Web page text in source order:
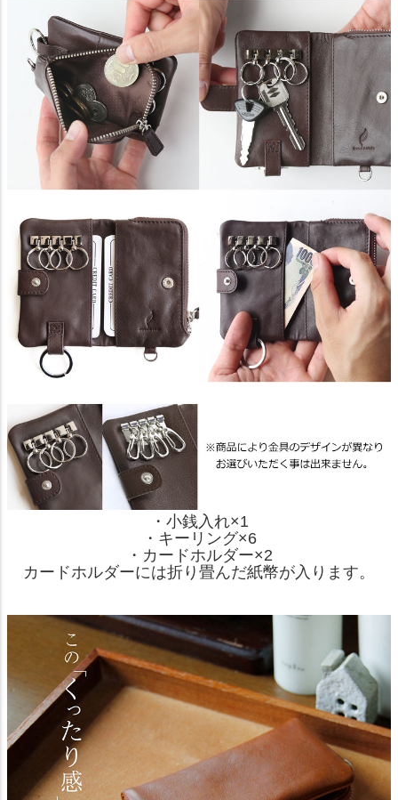
・小銭入れ×1
・キーリング×6
・カードホルダー×2
カードホルダーには折り畳んだ紙幣が入ります。